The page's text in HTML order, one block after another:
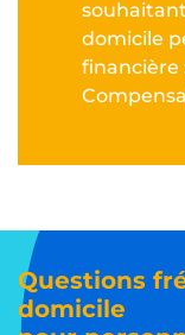
domicile
financière
Questions
domicile